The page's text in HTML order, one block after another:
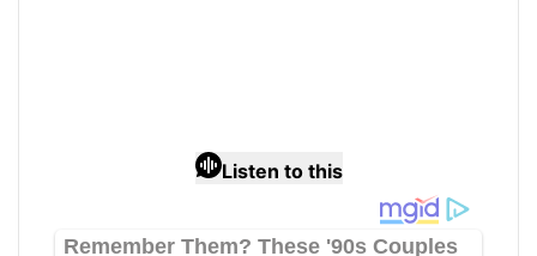
Listen to this